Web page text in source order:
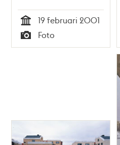
Tid
19 februari 2001
Typ
Foto